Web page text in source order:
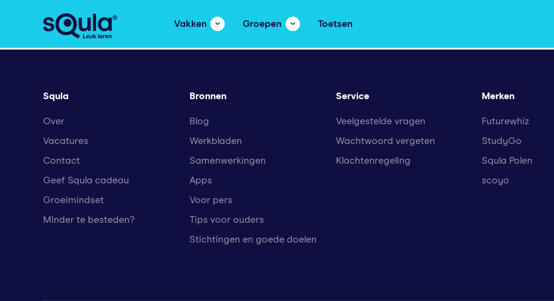
Vakken Groepen Toetsen
Squla
Over
Vacatures
Contact
Geef Squla cadeau
Groeimindset
Minder te besteden?
Bronnen
Blog
Werkbladen
Samenwerkingen
Apps
Voor pers
Tips voor ouders
Stichtingen en goede doelen
Service
Veelgestelde vragen
Wachtwoord vergeten
Klachtenregeling
Merken
Futurewhiz
StudyGo
Squla Polen
scoyo